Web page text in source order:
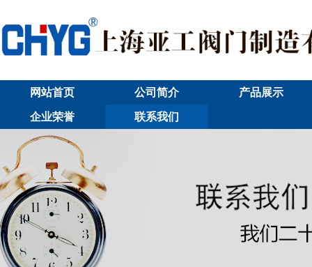
网站首页 公司简介 产品展示
企业荣誉 联系我们